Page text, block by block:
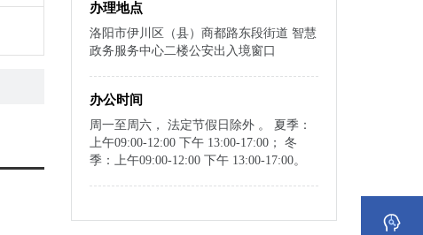
办理地点
洛阳市伊川区（县）商都路东段街道 智慧
政务服务中心二楼公安出入境窗口
办公时间
周一至周六， 法定节假日除外 。 夏季：
上午09:00-12:00 下午 13:00-17:00； 冬
季：上午09:00-12:00 下午 13:00-17:00。